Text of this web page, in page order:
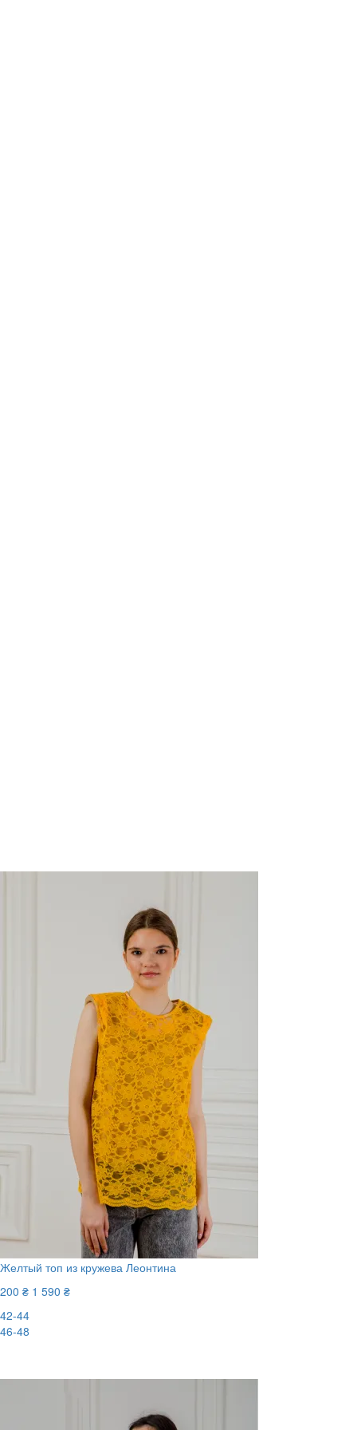
Желтый топ из кружева Леонтина
200 ₴ 1 590 ₴
42-44
46-48